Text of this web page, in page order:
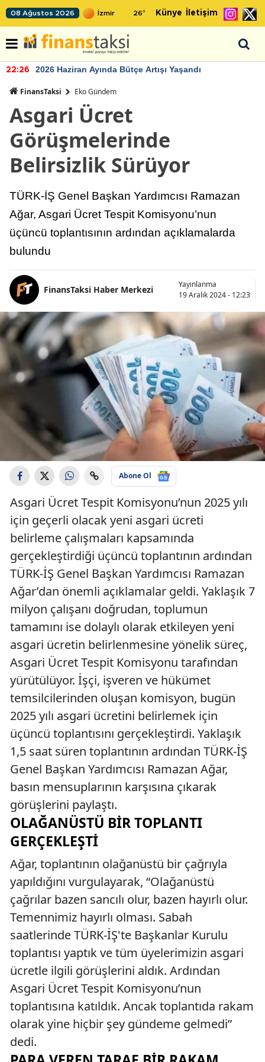
08 Ağustos 2026 26° Künye İletişim
22:26 2026 Haziran Ayında Bütçe Artışı Yaşandı
FinansTaksi Eko Gündem
Asgari Ücret
Görüşmelerinde
Belirsizlik Sürüyor
TÜRK-İŞ Genel Başkan Yardımcısı Ramazan
Ağar, Asgari Ücret Tespit Komisyonu’nun
üçüncü toplantısının ardından açıklamalarda
bulundu
FinansTaksi Haber Merkezi
Yayınlanma
19 Aralık 2024 - 12:23
Abone Ol
Asgari Ücret Tespit Komisyonu’nun 2025 yılı
için geçerli olacak yeni asgari ücreti
belirleme çalışmaları kapsamında
gerçekleştirdiği üçüncü toplantının ardından
TÜRK-İŞ Genel Başkan Yardımcısı Ramazan
Ağar’dan önemli açıklamalar geldi. Yaklaşık 7
milyon çalışanı doğrudan, toplumun
tamamını ise dolaylı olarak etkileyen yeni
asgari ücretin belirlenmesine yönelik süreç,
Asgari Ücret Tespit Komisyonu tarafından
yürütülüyor. İşçi, işveren ve hükümet
temsilcilerinden oluşan komisyon, bugün
2025 yılı asgari ücretini belirlemek için
üçüncü toplantısını gerçekleştirdi. Yaklaşık
1,5 saat süren toplantının ardından TÜRK-İŞ
Genel Başkan Yardımcısı Ramazan Ağar,
basın mensuplarının karşısına çıkarak
görüşlerini paylaştı.
OLAĞANÜSTÜ BIR TOPLANTI
GERÇEKLEŞTI
Ağar, toplantının olağanüstü bir çağrıyla
yapıldığını vurgulayarak, “Olağanüstü
çağrılar bazen sancılı olur, bazen hayırlı olur.
Temennimiz hayırlı olması. Sabah
saatlerinde TÜRK-İŞ'te Başkanlar Kurulu
toplantısı yaptık ve tüm üyelerimizin asgari
ücretle ilgili görüşlerini aldık. Ardından
Asgari Ücret Tespit Komisyonu’nun
toplantısına katıldık. Ancak toplantıda rakam
olarak yine hiçbir şey gündeme gelmedi”
dedi.